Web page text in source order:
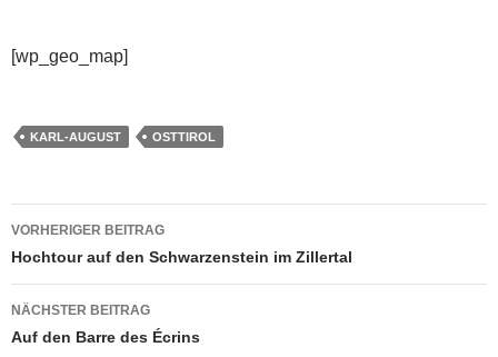
[wp_geo_map]
KARL-AUGUST OSTTIROL
Beitragsnavigation
VORHERIGER BEITRAG
Hochtour auf den Schwarzenstein im Zillertal
NÄCHSTER BEITRAG
Auf den Barre des Écrins